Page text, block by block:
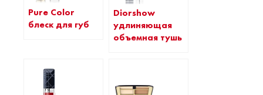
Pure Color
блеск для губ
Diorshow
удлиняющая
объемная тушь